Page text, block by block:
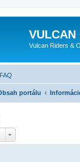
VULCAN
Vulcan Riders &
FAQ
portálu